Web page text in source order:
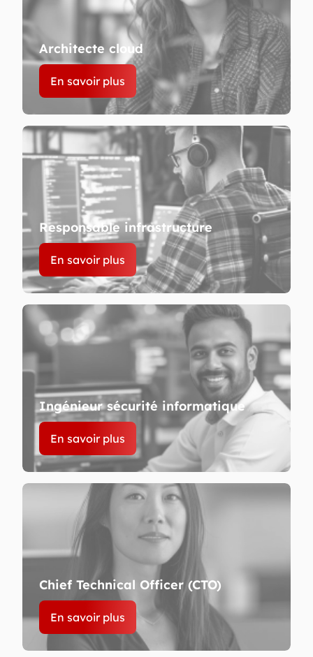
Architecte cloud
En savoir plus
Responsable infrastructure
En savoir plus
Ingénieur sécurité informatique
En savoir plus
Chief Technical Officer (CTO)
En savoir plus